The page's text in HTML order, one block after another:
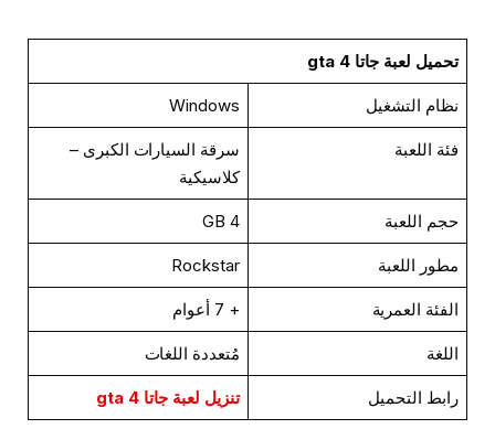
تحميل لعبة جاتا gta 4
نظام التشغيل Windows
فئة اللعبة
سرقة السيارات الكبرى –
كلاسيكية
حجم اللعبة 4 GB
مطور اللعبة Rockstar
الفئة العمرية + 7 أعوام
اللغة مُتعددة اللغات
رابط التحميل تنزيل لعبة جاتا 4 gta